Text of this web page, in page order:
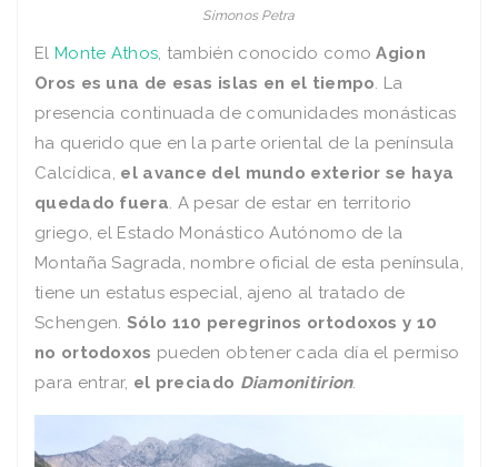
Simonos Petra
El Monte Athos , también conocido comoAgion
Oros es una de esas islas en el tiempo . La
presencia continuada de comunidades monásticas
ha querido que en la parte oriental de la península
Calcídica, el avance del mundo exterior se haya
quedado fuera . A pesar de estar en territorio
griego, el Estado Monástico Autónomo de la
Montaña Sagrada, nombre oficial de esta península,
tiene un estatus especial, ajeno al tratado de
Schengen.Sólo 110 peregrinos ortodoxos y 10
no ortodoxos pueden obtener cada día el permiso
para entrar, el preciado Diamonitirion.